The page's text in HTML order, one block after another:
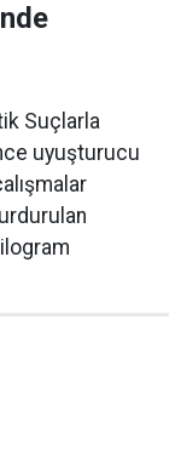
Suçlarla
uyuşturucu